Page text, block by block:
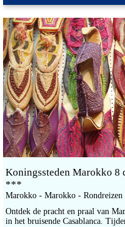
Koningssteden Marokko 8
***
Marokko - Marokko - Rondreizen
Ontdek de pracht en praal van
in het bruisende Casablanca.